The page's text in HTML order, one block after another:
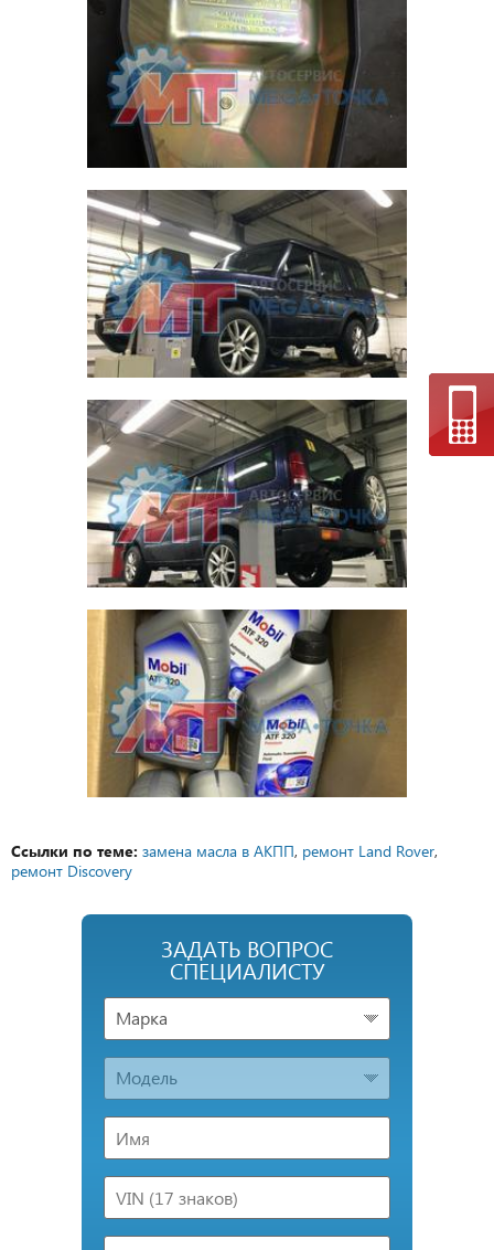
Ссылки по теме: замена масла в АКПП, ремонт Land Rover,
ремонт Discovery
ЗАДАТЬ ВОПРОС
СПЕЦИАЛИСТУ
Марка
Модель